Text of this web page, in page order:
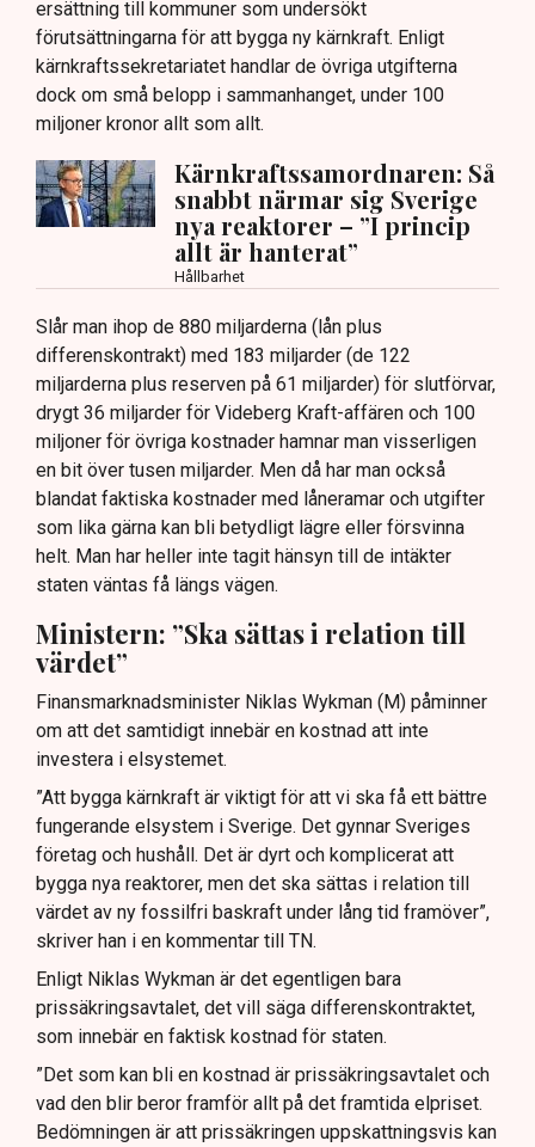
ersättning till kommuner som undersökt
förutsättningarna för att bygga ny kärnkraft. Enligt
kärnkraftssekretariatet handlar de övriga utgifterna
dock om små belopp i sammanhanget, under 100
miljoner kronor allt som allt.
Kärnkraftssamordnaren: Så
snabbt närmar sig Sverige
nya reaktorer – ”I princip
allt är hanterat”
Hållbarhet
Slår man ihop de 880 miljarderna (lån plus
differenskontrakt) med 183 miljarder (de 122
miljarderna plus reserven på 61 miljarder) för slutförvar,
drygt 36 miljarder för Videberg Kraft-affären och 100
miljoner för övriga kostnader hamnar man visserligen
en bit över tusen miljarder. Men då har man också
blandat faktiska kostnader med låneramar och utgifter
som lika gärna kan bli betydligt lägre eller försvinna
helt. Man har heller inte tagit hänsyn till de intäkter
staten väntas få längs vägen.
Ministern: ”Ska sättas i relation till
värdet”
Finansmarknadsminister Niklas Wykman (M) påminner
om att det samtidigt innebär en kostnad att inte
investera i elsystemet.
”Att bygga kärnkraft är viktigt för att vi ska få ett bättre
fungerande elsystem i Sverige. Det gynnar Sveriges
företag och hushåll. Det är dyrt och komplicerat att
bygga nya reaktorer, men det ska sättas i relation till
värdet av ny fossilfri baskraft under lång tid framöver”,
skriver han i en kommentar till TN.
Enligt Niklas Wykman är det egentligen bara
prissäkringsavtalet, det vill säga differenskontraktet,
som innebär en faktisk kostnad för staten.
”Det som kan bli en kostnad är prissäkringsavtalet och
vad den blir beror framför allt på det framtida elpriset.
Bedömningen är att prissäkringen uppskattningsvis kan